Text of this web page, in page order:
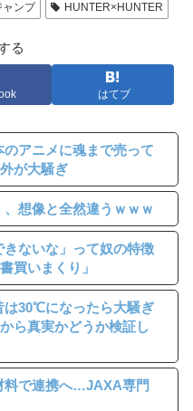
ャンプ HUNTER×HUNTER
る
はてブ
アニメに魂まで売って
が大騒ぎ
、想像と全然違うｗｗｗ
ないな」って奴の特徴
買いまくり」
は30℃になったら大騒ぎ
ら真実かどうか検証し
料で連携へ…JAXA専門